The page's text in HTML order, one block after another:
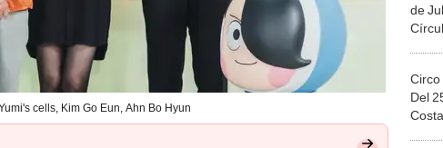
cells, Kim Go Eun, Ahn Bo Hyun
de
Circo
Del